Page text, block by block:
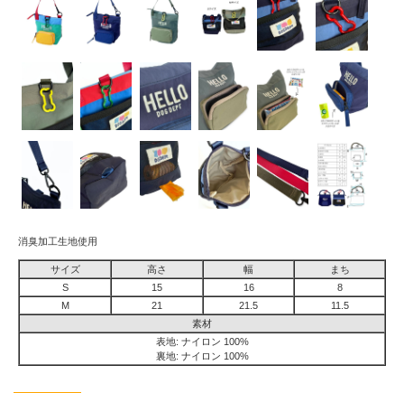
消臭加工生地使用
サイズ 高さ 幅
まち
S
15 16
8
M
21 21.5
11.5
素材
表地: ナイロン 100%
裏地: ナイロン 100%